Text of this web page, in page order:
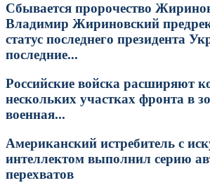
Сбывается пророчество
Владимир Жириновский
статус последнего президента
последние...
Российские войска расширяют
нескольких участках фронта в
военная...
Американский истребитель с
интеллектом выполнил серию
перехватов